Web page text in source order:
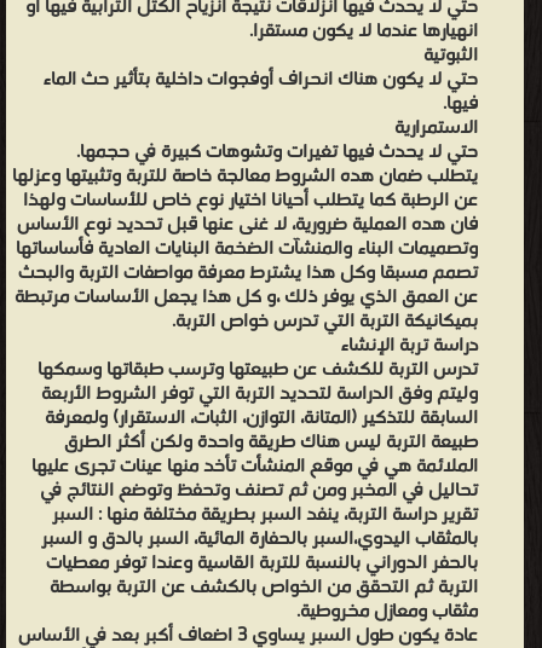
السحاب، المداخن العالية وليس لهذه الأساسات نوع خاص تحتاج في
غالب الأحيان إلى تدعيم من قبل التربة، تثبتها يكون بالميلاط الاسمنتي
أو الحصى كما تحتاج إلى دراسة معمقة للتربة وهذا جيولوجيا وهدرولوجيا.
هذا النوع من الأساسات يكون في غالب الأحيان خليط من الأوتاد،
الحصائر، الركائز، للأساسات. تقنية تنفيد الأساسات تتضمن اعمال
تحضيرية تتمثل في حفر الأبار وتدعيمها عندا اللزوم تتمثل في غالب
الأحيان في ضخ الماء وعزل الأساس ونكتفي في بعض الأحيان بازالة
التربة للوصول إلى العمق المناسب، وليكن عندما يكون منسوب
التاسيس ظاهرا تحفر ابار مكشوفة دون أي تدعيم أو ابار مدعمة
بالتصفح. وليكن عندما تكون الأبار عميقة والتربة هشة وأيضا منسوب
التأسيس تحت منسوب المياه فيمكن تدعيم جوانب الحفر بصفائح
معدنية تثتب في الطبقات الكتيمة. ان الأساسات العميقة الاوتاد والركائز
تصب وتدق في كل من التربة الجافة والتربة المبللة التي من غير الممكن
اجراء حفر من حولها وكدالك التربة العادية. اما عندما تكون التربة حصوية
هنا يتم اللجوء الي مثاقب الية أو مثاقب دورانية وفي بعض الأحيان
تستعمل المتفجرات والات خاصة لحفر الاوتاد والركائز. اشكال التاسيس
هناك علاقة بين منسوب التاسيس والطبقة الصالحة التي هي الطبقة
التي تحقق الشروط الاربعة وهي المتانة، الاستقرار، الثبات، التوازن، وهذه
العلاقة تحدد شكل التاسيس التي تنقسم الي ثلاثة اقسام: التأسيس
حتي لا يحدث فيها انزلاقات نتيجة انزياح الكتل الترابية فيها أو
انهيارها عندما لا يكون مستقرا.
الثبوتية
حتي لا يكون هناك انحراف أوفجوات داخلية بتأثير حث الماء
فيها.
الاستمرارية
حتي لا يحدث فيها تغيرات وتشوهات كبيرة في حجمها.
يتطلب ضمان هده الشروط معالجة خاصة للتربة وتثبيتها وعزلها
عن الرطبة كما يتطلب أحيانا اختيار نوع خاص للأساسات ولهذا
فان هده العملية ضرورية، لا غنى عنها قبل تحديد نوع الأساس
وتصميمات البناء والمنشآت الضخمة البنايات العادية فأساساتها
تصمم مسبقا وكل هذا يشترط معرفة مواصفات التربة والبحث
عن العمق الذي يوفر ذلك ،و كل هذا يجعل الأساسات مرتبطة
بميكانيكة التربة التي تدرس خواص التربة.
دراسة تربة الإنشاء
تدرس التربة للكشف عن طبيعتها وترسب طبقاتها وسمكها
وليتم وفق الدراسة لتحديد التربة التي توفر الشروط الأربعة
السابقة للتذكير (المتانة، التوازن، الثبات، الاستقرار) ولمعرفة
طبيعة التربة ليس هناك طريقة واحدة ولكن أكثر الطرق
الملائمة هي في موقع المنشأت تأخد منها عينات تجرى عليها
تحاليل في المخبر ومن ثم تصنف وتحفظ وتوضع النتائج في
تقرير دراسة التربة، ينفد السبر بطريقة مختلفة منها : السبر
بالمثقاب اليدوي،السبر بالحفارة المائية، السبر بالدق و السبر
بالحفر الدوراني بالنسبة للتربة القاسية وعندا توفر معطيات
التربة ثم التحقق من الخواص بالكشف عن التربة بواسطة
مثقاب ومعازل مخروطية.
عادة يكون طول السبر يساوي 3 اضعاف أكبر بعد في الأساس